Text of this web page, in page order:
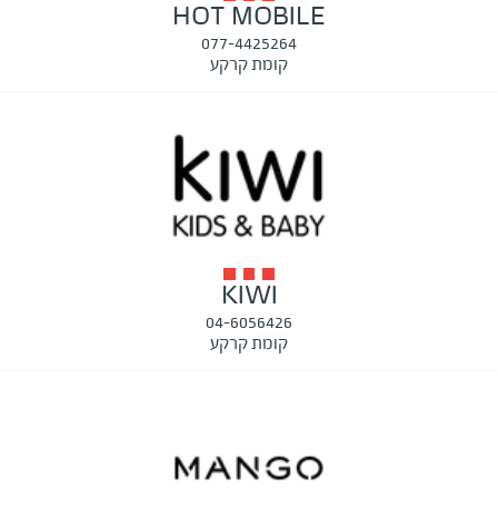
HOT MOBILE
077-4425264
קומת קרקע
KIWI
04-6056426
קומת קרקע